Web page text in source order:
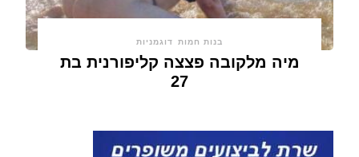
בנות חמות דוגמניות
מיה מלקובה פצצה קליפורנית בת
27